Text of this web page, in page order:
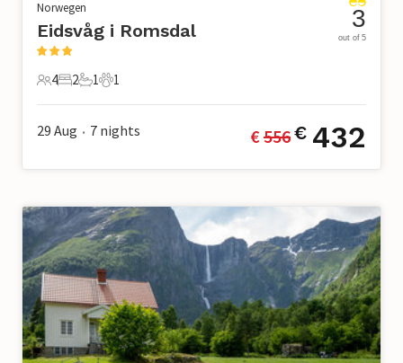
Norwegen
Eidsvåg i Romsdal
4 Gäste
4
2 Schlafzimmer
2
1 Badezimmer
1
1 Haustier
1
3
out of 5
29 Aug • 7 nights € 556€ 432